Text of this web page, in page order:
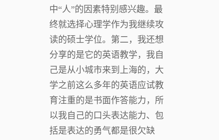
中“人”的因素特别感兴趣。最
终就选择心理学作为我继续攻
读的硕士学位。第二，我还想
分享的是它的英语教学，我自
己是从小城市来到上海的，大
学之前这么多年的英语应试教
育注重的是书面作答能力，所
以我自己的口头表达能力、包
括是表达的勇气都是很欠缺